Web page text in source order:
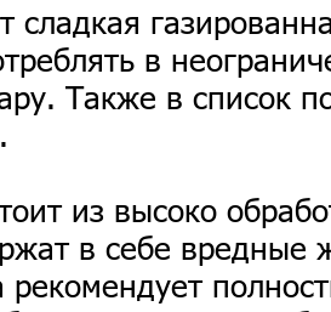
сладкая
в
Также в список
из высоко
в себе вредные